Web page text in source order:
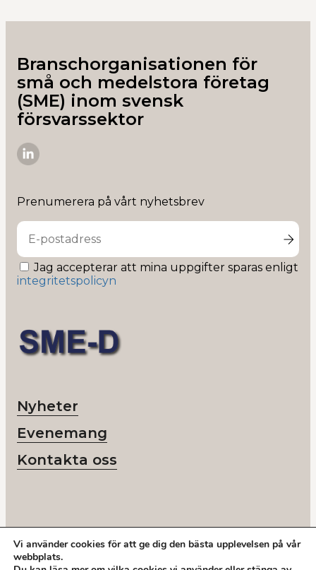
Branschorganisationen för
små och medelstora företag
(SME) inom svensk
försvarssektor
på
Prenumerera på vårt nyhetsbrev
Jag accepterar att mina uppgifter sparas enligt
integritetspolicyn
Nyheter
Evenemang
Kontakta oss
© 2026 SME-D
Org nr: 802418-6218
Vi använder cookies för att ge dig den bästa upplevelsen på vår
webbplats.